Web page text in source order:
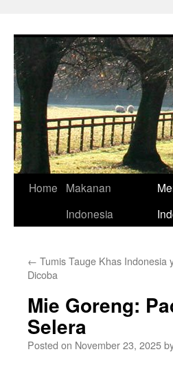
Home
Makanan
Indonesia
← Tumis Tauge Khas Indonesia
Dicoba
Mie Goreng:
Selera
Posted on November 23, 2025